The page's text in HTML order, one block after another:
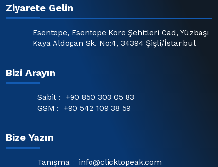
Ziyarete Gelin
Esentepe, Esentepe Kore Şehitleri Cad, Yüzbaşı
Kaya Aldogan Sk. No:4, 34394 Şişli/İstanbul
Bizi Arayın
Sabit : +90 850 303 05 83
GSM : +90 542 109 38 59
Bize Yazın
Tanışma : info@clicktopeak.com